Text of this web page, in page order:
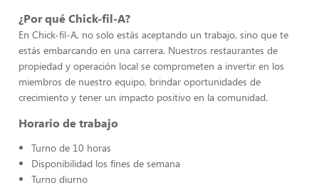
¿Por qué Chick-fil-A?
En Chick-fil-A, no solo estás aceptando un trabajo, sino que te
estás embarcando en una carrera. Nuestros restaurantes de
propiedad y operación local se comprometen a invertir en los
miembros de nuestro equipo, brindar oportunidades de
crecimiento y tener un impacto positivo en la comunidad.
Horario de trabajo
Turno de 10 horas
Disponibilidad los fines de semana
Turno diurno